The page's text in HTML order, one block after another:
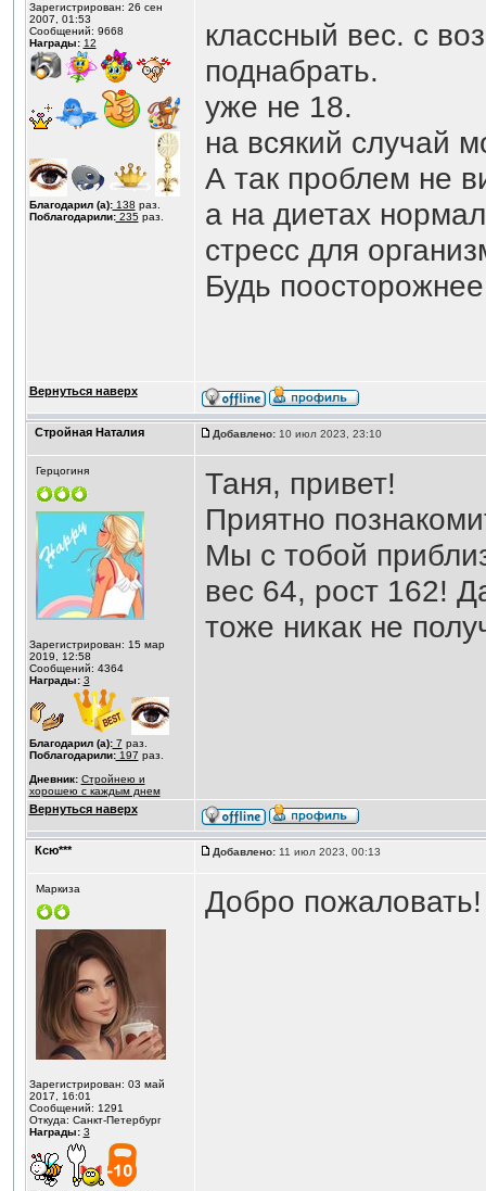
Зарегистрирован: 26 сен
2007, 01:53
Сообщений: 9668
Награды: 12
Благодарил (а):138 раз.
Поблагодарили:235раз.
классный вес. с
поднабрать.
уже не 18.
на всякий случай
А так проблем не
а на диетах
стресс для
Будь
Вернуться наверх
Стройная Наталия Добавлено:10 июл 2023, 23:10
Герцогиня
Зарегистрирован: 15 мар
2019, 12:58
Сообщений: 4364
Награды: 3
Благодарил (а):7 раз.
Поблагодарили:197 раз.
Дневник: Стройнею и
хорошею с каждым днем
Таня, привет!
Приятно
Мы с тобой
вес 64, рост 162!
тоже никак не
Вернуться наверх
Ксю*** Добавлено:11 июл 2023, 00:13
Маркиза
Зарегистрирован: 03 май
2017, 16:01
Сообщений: 1291
Откуда: Санкт-Петербург
Награды: 3
Добро